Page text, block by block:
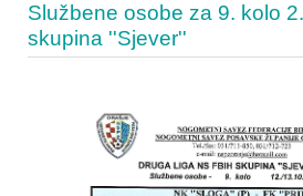
Službene osobe za 9. kolo
skupina ''Sjever''